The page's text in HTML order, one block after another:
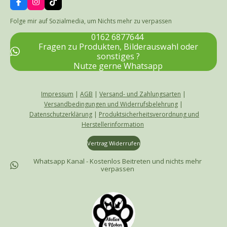
l
F
a
c
e
b
o
k
I
n
s
a
T
i
k
o
Folge mir auf Sozialmedia, um Nichts mehr zu verpassen
0162 6877644
Fragen zu Produkten, Bilderauswahl oder
sonstiges ?
Nutze gerne Whatsapp
Impressum | AGB | Versand- und Zahlungsarten |
Versandbedingungen und Widerrufsbelehrung |
Datenschutzerklärung | Produktsicherheitsverordnung und
Herstellerinformation
Vertrag Widerrufen
Whatsapp Kanal - Kostenlos Beitreten und nichts mehr
verpassen